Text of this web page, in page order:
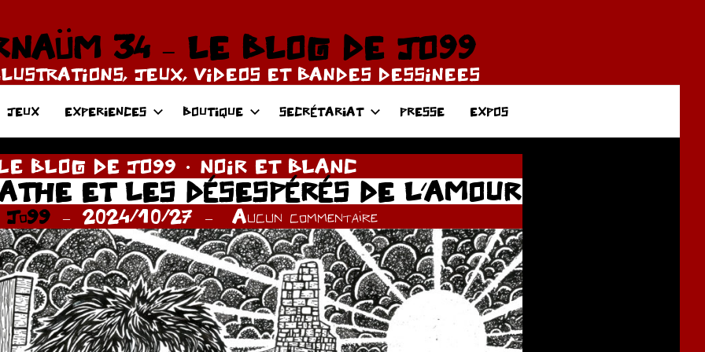
34 – LE BLOG DE JO99
JEUX, VIDEOS ET BANDES DESSINEES
JEUX EXPERIENCES BOUTIQUE SECRÉTARIAT PRESSE EXPOS
BLOG DE JO99 NOIR ET BLANC
ET LES DÉSESPÉRÉS DE L’AMOUR
Jo99 2024/10/27 Aucun commentaire